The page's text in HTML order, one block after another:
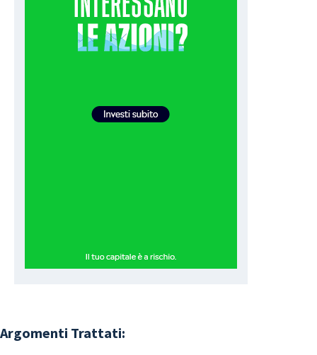
Argomenti Trattati: